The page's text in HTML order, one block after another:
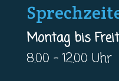
Montag bis
8.00 – 12.00 Uhr